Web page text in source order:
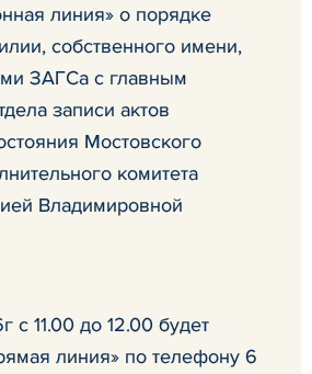
линия» о порядке
собственного имени,
ЗАГСа с главным
записи актов
Мостовского
комитета
Владимировной
с 11.00 до 12.00 будет
линия» по телефону 6